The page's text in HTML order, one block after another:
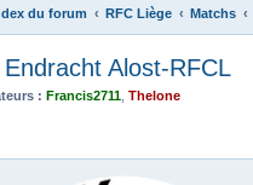
du forum RFC Liège Matchs
Endracht Alost-RFCL
: Francis2711 Thelone